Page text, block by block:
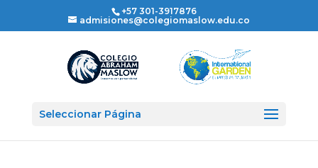
+57 301-3917876
admisiones@colegiomaslow.edu.co
Seleccionar Página